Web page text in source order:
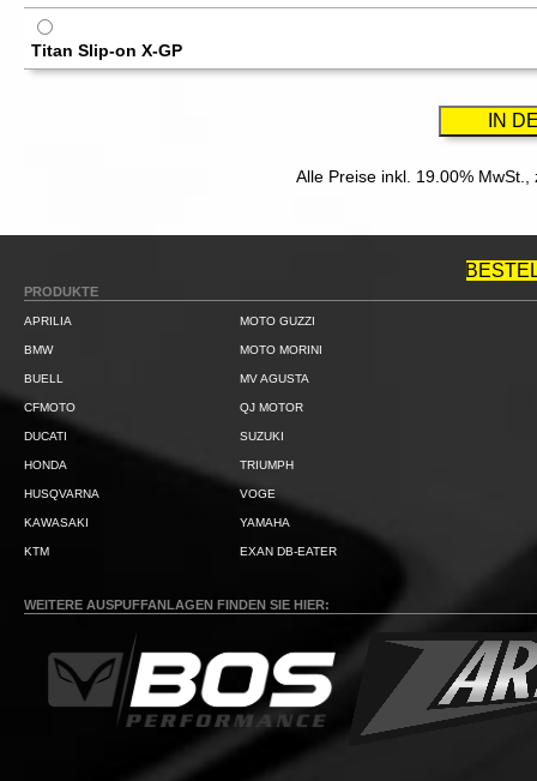
Titan Slip-on X-GP
Alle Preise inkl. 19.00% MwSt.,
PRODUKTE
APRILIA
BMW
BUELL
CFMOTO
DUCATI
HONDA
HUSQVARNA
KAWASAKI
KTM
MOTO GUZZI
MOTO MORINI
MV AGUSTA
QJ MOTOR
SUZUKI
TRIUMPH
VOGE
YAMAHA
EXAN DB-EATER
WEITERE AUSPUFFANLAGEN FINDEN SIE HIER: